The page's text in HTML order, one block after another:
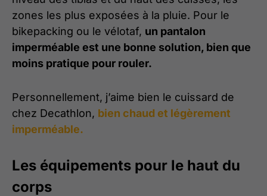
zones les plus exposées à la pluie. Pour le
bikepacking ou le vélotaf, un pantalon
imperméable est une bonne solution, bien que
moins pratique pour rouler.
Personnellement, j’aime bien le cuissard de
chez Decathlon, bien chaud et légèrement
imperméable.
Les équipements pour le haut du
corps